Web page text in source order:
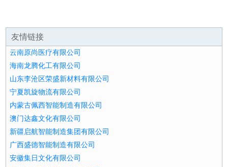
友情链接
云南原尚医疗有限公司
海南龙腾化工有限公司
山东李沧区荣盛新材料有限公司
宁夏凯旋物流有限公司
内蒙古佩西智能制造有限公司
澳门达鑫文化有限公司
新疆启航智能制造集团有限公司
广西盛德智能制造有限公司
安徽集日文化有限公司